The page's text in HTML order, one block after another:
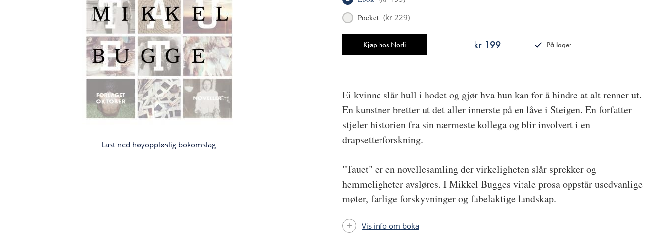
Last ned høyoppløslig bokomslag
Pocket (kr 229)
Kjøp hos Norli kr 199
På lager
Ei kvinne slår hull i hodet og gjør hva hun kan for å hindre at alt renner ut.
En kunstner bretter ut det aller innerste på en låve i Steigen. En forfatter
stjeler historien fra sin nærmeste kollega og blir involvert i en
drapsetterforskning.
"Tauet" er en novellesamling der virkeligheten slår sprekker og
hemmeligheter avsløres. I Mikkel Bugges vitale prosa oppstår usedvanlige
møter, farlige forskyvninger og fabelaktige landskap.
Vis info om boka